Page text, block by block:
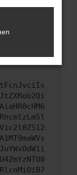
versucht
Du kannst
der